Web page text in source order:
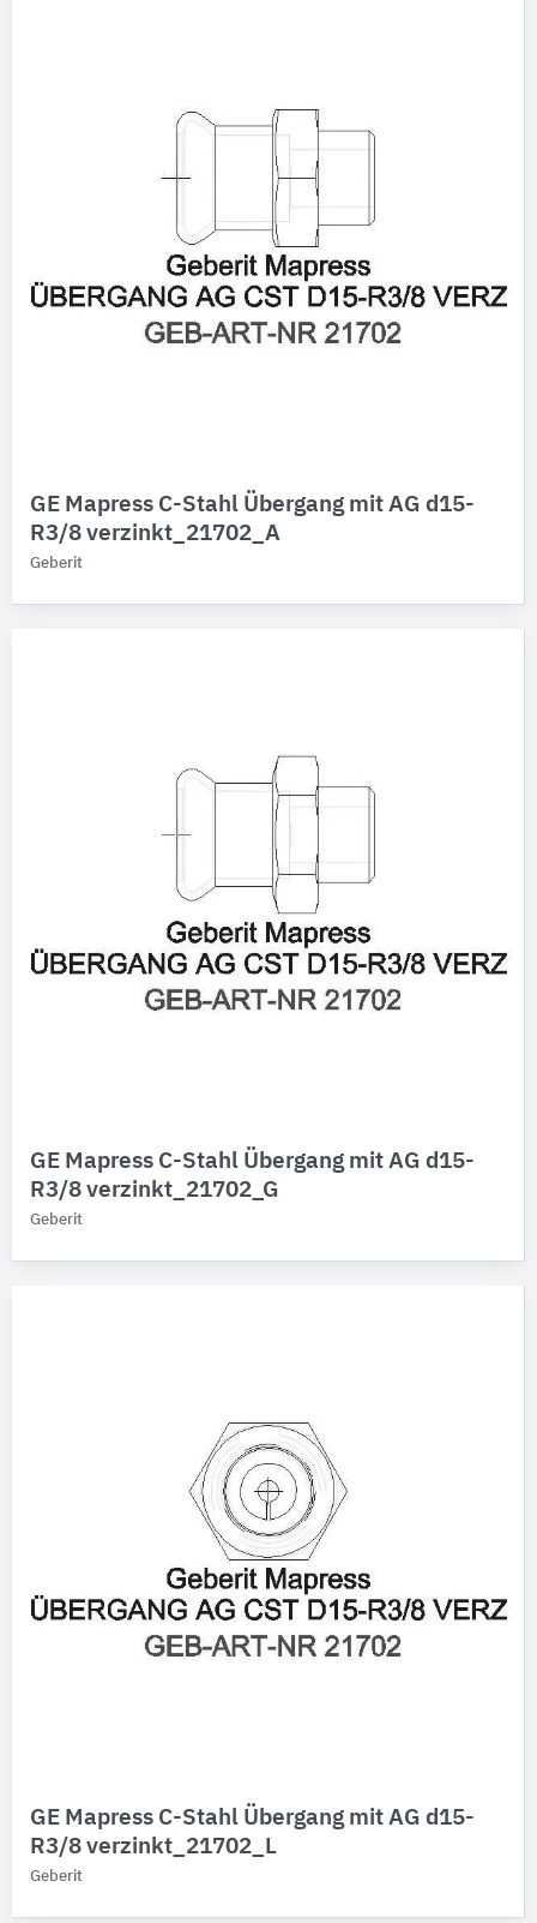
GE Mapress C-Stahl Übergang mit AG d15-
R3/8 verzinkt_21702_A
Geberit
GE Mapress C-Stahl Übergang mit AG d15-
R3/8 verzinkt_21702_G
Geberit
GE Mapress C-Stahl Übergang mit AG d15-
R3/8 verzinkt_21702_L
Geberit